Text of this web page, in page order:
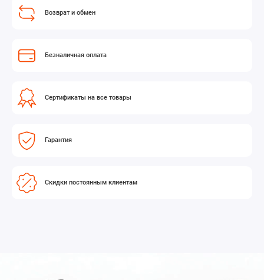
Возврат и обмен
Безналичная оплата
Сертификаты на все товары
Гарантия
Скидки постоянным клиентам